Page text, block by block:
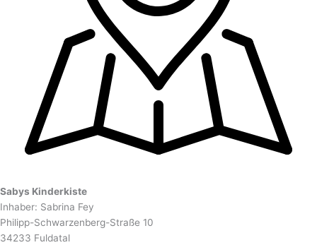
Sabys Kinderkiste
Inhaber: Sabrina Fey
Philipp-Schwarzenberg-Straße 10
34233 Fuldatal